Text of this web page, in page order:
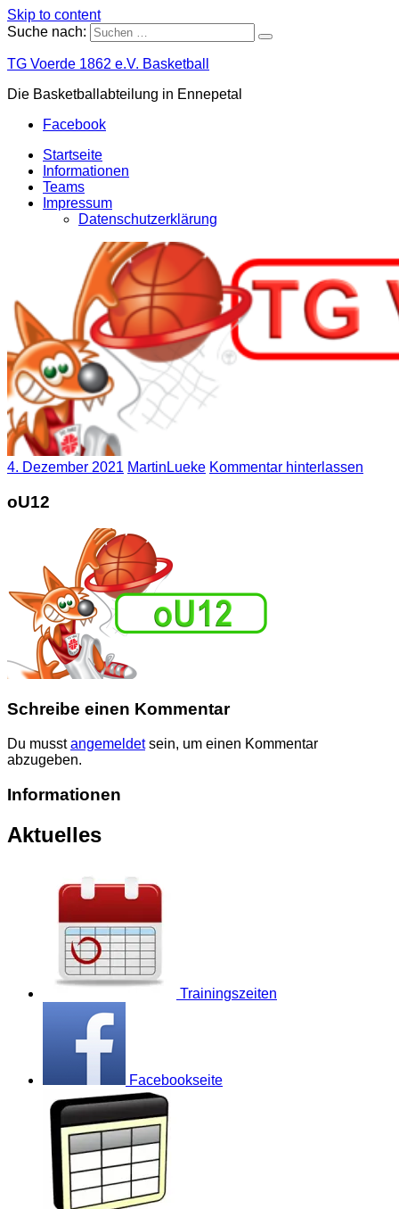
Skip to content
Suche nach:
TG Voerde 1862 e.V. Basketball
Die Basketballabteilung in Ennepetal
Facebook
Startseite
Informationen
Teams
Impressum
Datenschutzerklärung
4. Dezember 2021 MartinLueke Kommentar hinterlassen
oU12
Schreibe einen Kommentar
Du musstangemeldetsein, um einen Kommentar
abzugeben.
Informationen
Aktuelles
Trainingszeiten
Facebookseite